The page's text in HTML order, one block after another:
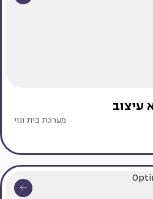
עיצוב
מערכת בית ונוי